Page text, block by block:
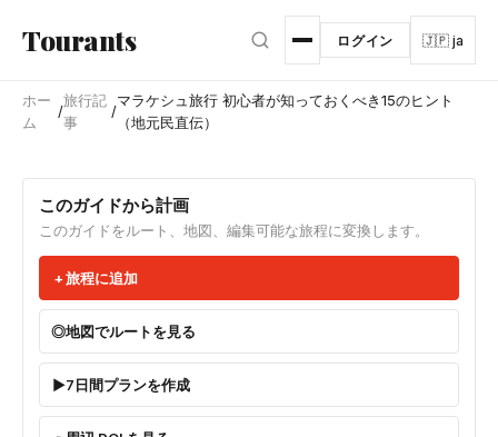
Tourants ログイン 🇯🇵 ja
ホー
ム
/
旅行記
事
/
マラケシュ旅行 初心者が知っておくべき15のヒント
（地元民直伝）
このガイドから計画
このガイドをルート、地図、編集可能な旅程に変換します。
旅程に追加
地図でルートを見る
7日間プランを作成